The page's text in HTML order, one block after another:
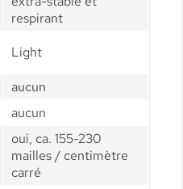
respirant
Light
aucun
aucun
oui, ca. 155-230
mailles / centimètre
carré